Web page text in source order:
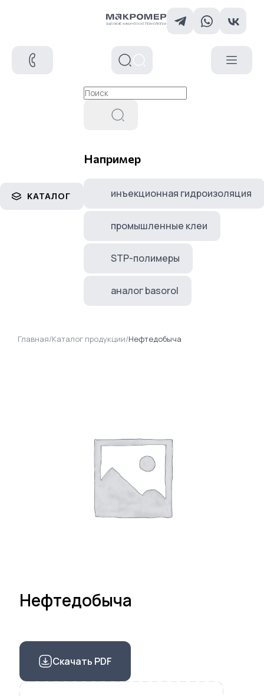
КАТАЛОГ
Например
инъекционная гидроизоляция
промышленные клеи
STP-полимеры
аналог basorol
Главная/Каталог продукции/Нефтедобыча
Нефтедобыча
Скачать PDF